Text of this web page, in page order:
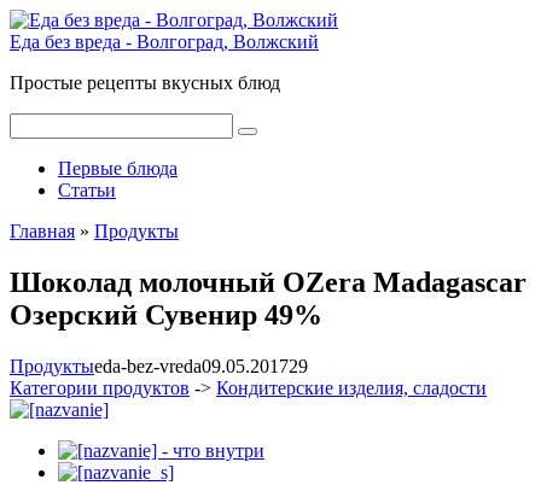
Перейти
к
Еда без вреда - Волгоград, Волжский
Простые рецепты вкусных блюд
Первые блюда
Статьи
Главная » Продукты
Шоколад молочный OZera Madagascar
Озерский Сувенир 49%
Продуктыeda-bez-vreda09.05.201729
Категории продуктов -> Кондитерские изделия, сладости